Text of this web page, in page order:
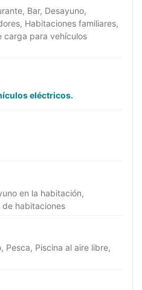
Bar, Desayuno,
Habitaciones familiares,
carga para vehículos
eléctricos.
en la habitación,
de habitaciones
Pesca, Piscina al aire libre,